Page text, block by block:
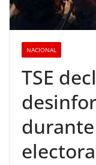
NACIONAL
TSE